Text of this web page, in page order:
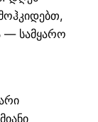
— სამყარო